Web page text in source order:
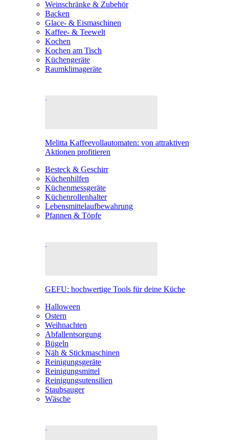
Weinschränke & Zubehör
Backen
Glace- & Eismaschinen
Kaffee- & Teewelt
Kochen
Kochen am Tisch
Küchengeräte
Raumklimageräte
Melitta Kaffeevollautomaten: von attraktiven
Aktionen profitieren
Besteck & Geschirr
Küchenhilfen
Küchenmessgeräte
Küchenrollenhalter
Lebensmittelaufbewahrung
Pfannen & Töpfe
GEFU: hochwertige Tools für deine Küche
Halloween
Ostern
Weihnachten
Abfallentsorgung
Bügeln
Näh & Stickmaschinen
Reinigungsgeräte
Reinigungsmittel
Reinigungsutensilien
Staubsauger
Wäsche